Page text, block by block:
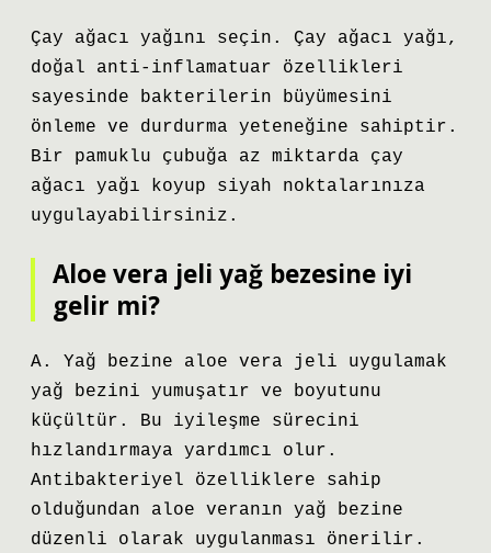
Çay ağacı yağını seçin. Çay ağacı yağı,
doğal anti-inflamatuar özellikleri
sayesinde bakterilerin büyümesini
önleme ve durdurma yeteneğine sahiptir.
Bir pamuklu çubuğa az miktarda çay
ağacı yağı koyup siyah noktalarınıza
uygulayabilirsiniz.
Aloe vera jeli yağ bezesine iyi
gelir mi?
A. Yağ bezine aloe vera jeli uygulamak
yağ bezini yumuşatır ve boyutunu
küçültür. Bu iyileşme sürecini
hızlandırmaya yardımcı olur.
Antibakteriyel özelliklere sahip
olduğundan aloe veranın yağ bezine
düzenli olarak uygulanması önerilir.